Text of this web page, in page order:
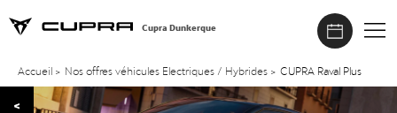
Cupra Dunkerque
Accueil > Nos offres véhicules Electriques / Hybrides > CUPRA Raval Plus
<